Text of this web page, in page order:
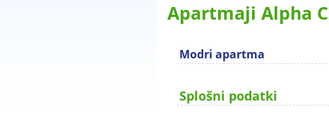
Apartmaji Alpha
Modri apartma
Splošni podatki